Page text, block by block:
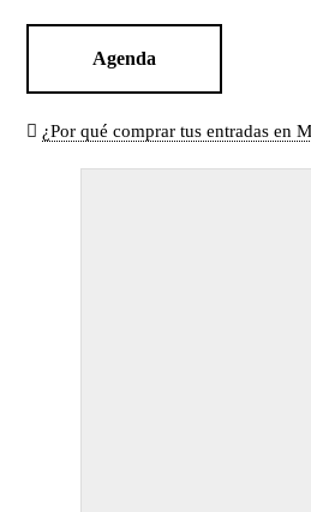
Agenda
¿Por qué comprar tus entradas en